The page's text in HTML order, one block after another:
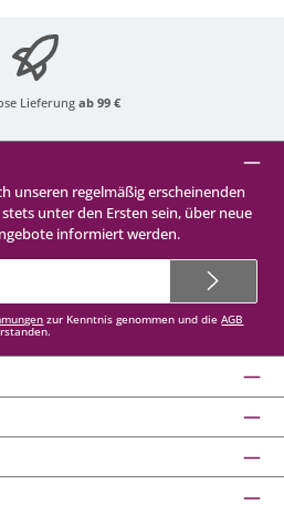
Lieferung ab 99 €
unseren regelmäßig erscheinenden
unter den Ersten sein, über neue
informiert werden.
zur Kenntnis genommen und dieAGB